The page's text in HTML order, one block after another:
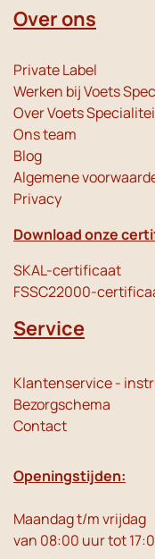
Over ons
Private Label
Werken bij Voets
Over Voets
Ons team
Blog
Algemene
Privacy
Download onze
SKAL-certificaat
FSSC22000-
Service
Klantenservice -
Bezorgschema
Contact
Openingstijden:
Maandag t/m vrijdag
van 08:00 uur tot